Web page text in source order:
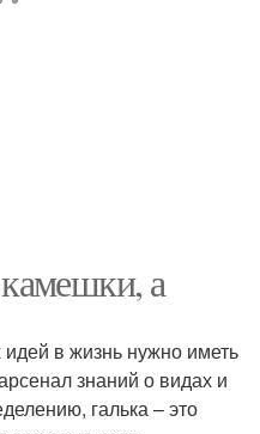
а
в жизнь нужно иметь
знаний о видах и
галька – это